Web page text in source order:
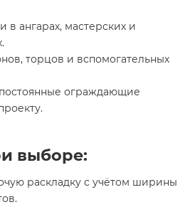
в ангарах, мастерских и
торцов и вспомогательных
ограждающие
выборе:
раскладку с учётом ширины